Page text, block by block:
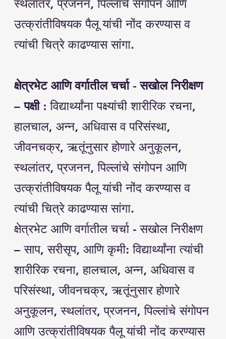
स्थलांतर, प्रजनन, पिल्लांचे संगोपन आणि
उत्क्रांतीविषयक पैलू यांची नोंद करण्यास व
त्यांची चित्रे काढण्यास सांगा.
क्षेत्रभेट आणि वर्गातील चर्चा - सखोल निरीक्षण
– पक्षी :विद्यार्थ्यांना पक्ष्यांची शारीरिक रचना,
हालचाल, अन्न, अधिवास व परिसंस्था,
जीवनचक्र, ऋतूंनुसार होणारे अनुकूलन,
स्थलांतर, प्रजनन, पिल्लांचे संगोपन आणि
उत्क्रांतीविषयक पैलू यांची नोंद करण्यास व
त्यांची चित्रे काढण्यास सांगा.
क्षेत्रभेट आणि वर्गातील चर्चा - सखोल निरीक्षण
– साप, सरीसृप, आणि कृमी: विद्यार्थ्यांना त्यांची
शारीरिक रचना, हालचाल, अन्न, अधिवास व
परिसंस्था, जीवनचक्र, ऋतूंनुसार होणारे
अनुकूलन, स्थलांतर, प्रजनन, पिल्लांचे संगोपन
आणि उत्क्रांतीविषयक पैलू यांची नोंद करण्यास